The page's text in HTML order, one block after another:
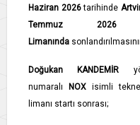
Haziran 2026tarihinde
Temmuz 2026
Limanında
Doğukan KANDEMİR
numaralı
NOXisimli
limanı startı sonrası;